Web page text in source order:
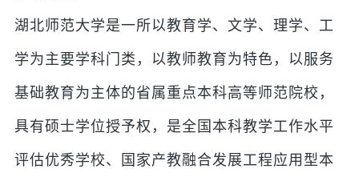
湖北师范大学是一所以教育学、文学、理学、工
学为主要学科门类，以教师教育为特色，以服务
基础教育为主体的省属重点本科高等师范院校，
具有硕士学位授予权，是全国本科教学工作水平
评估优秀学校、国家产教融合发展工程应用型本